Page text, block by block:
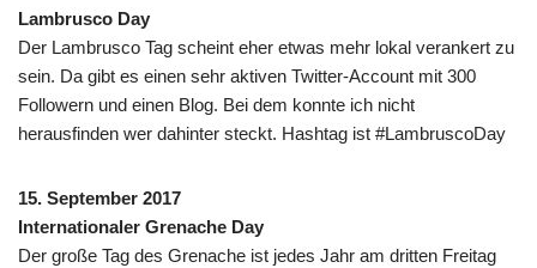
Lambrusco Day
Der Lambrusco Tag scheint eher etwas mehr lokal verankert zu
sein. Da gibt es einen sehr aktiven Twitter-Account mit 300
Followern und einen Blog. Bei dem konnte ich nicht
herausfinden wer dahinter steckt. Hashtag ist #LambruscoDay
15. September 2017
Internationaler Grenache Day
Der große Tag des Grenache ist jedes Jahr am dritten Freitag